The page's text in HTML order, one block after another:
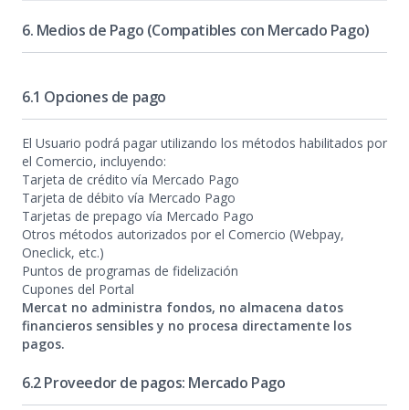
6. Medios de Pago (Compatibles con Mercado Pago)
6.1 Opciones de pago
El Usuario podrá pagar utilizando los métodos habilitados por
el Comercio, incluyendo:
Tarjeta de crédito vía Mercado Pago
Tarjeta de débito vía Mercado Pago
Tarjetas de prepago vía Mercado Pago
Otros métodos autorizados por el Comercio (Webpay,
Oneclick, etc.)
Puntos de programas de fidelización
Cupones del Portal
Mercat no administra fondos, no almacena datos
financieros sensibles y no procesa directamente los
pagos.
6.2 Proveedor de pagos: Mercado Pago